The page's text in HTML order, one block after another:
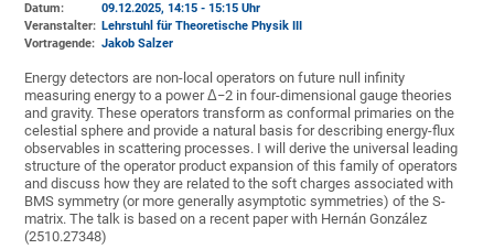
Datum:
09.12.2025, 14:15 - 15:15 Uhr
Veranstalter: Lehrstuhl für Theoretische Physik III
Vortragende: Jakob Salzer
Energy detectors are non-local operators on future null infinity
measuring energy to a power Δ−2 in four-dimensional gauge theories
and gravity. These operators transform as conformal primaries on the
celestial sphere and provide a natural basis for describing energy-flux
observables in scattering processes. I will derive the universal leading
structure of the operator product expansion of this family of operators
and discuss how they are related to the soft charges associated with
BMS symmetry (or more generally asymptotic symmetries) of the S-
matrix. The talk is based on a recent paper with Hernán González
(2510.27348)